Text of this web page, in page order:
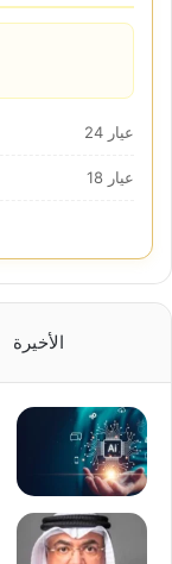
عيار 24
عيار 18
الأخيرة